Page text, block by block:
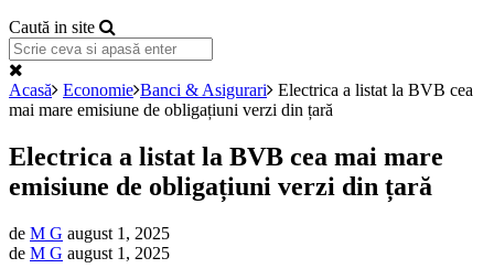
Caută in site
Acasă Economie Banci & Asigurari
Electrica a listat la BVB cea
mai mare emisiune de obligațiuni verzi din țară
Electrica a listat la BVB cea mai mare
emisiune de obligațiuni verzi din țară
de M G august 1, 2025
de M G august 1, 2025